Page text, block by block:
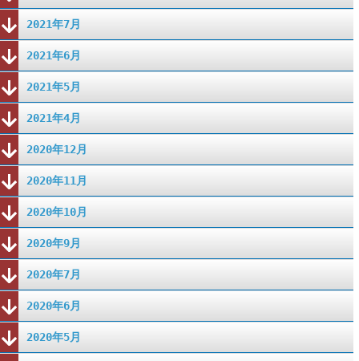
2021年7月
2021年6月
2021年5月
2021年4月
2020年12月
2020年11月
2020年10月
2020年9月
2020年7月
2020年6月
2020年5月